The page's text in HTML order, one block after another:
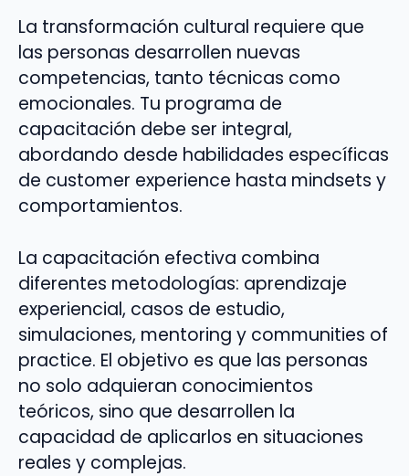
La transformación cultural requiere que
las personas desarrollen nuevas
competencias, tanto técnicas como
emocionales. Tu programa de
capacitación debe ser integral,
abordando desde habilidades específicas
de customer experience hasta mindsets y
comportamientos.
La capacitación efectiva combina
diferentes metodologías: aprendizaje
experiencial, casos de estudio,
simulaciones, mentoring y communities of
practice. El objetivo es que las personas
no solo adquieran conocimientos
teóricos, sino que desarrollen la
capacidad de aplicarlos en situaciones
reales y complejas.